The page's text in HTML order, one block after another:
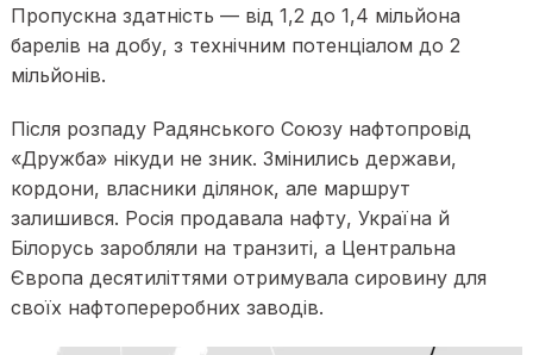
Пропускна здатність — від 1,2 до 1,4 мільйона
барелів на добу, з технічним потенціалом до 2
мільйонів.
Після розпаду Радянського Союзу нафтопровід
«Дружба» нікуди не зник. Змінились держави,
кордони, власники ділянок, але маршрут
залишився. Росія продавала нафту, Україна й
Білорусь заробляли на транзиті, а Центральна
Європа десятиліттями отримувала сировину для
своїх нафтопереробних заводів.